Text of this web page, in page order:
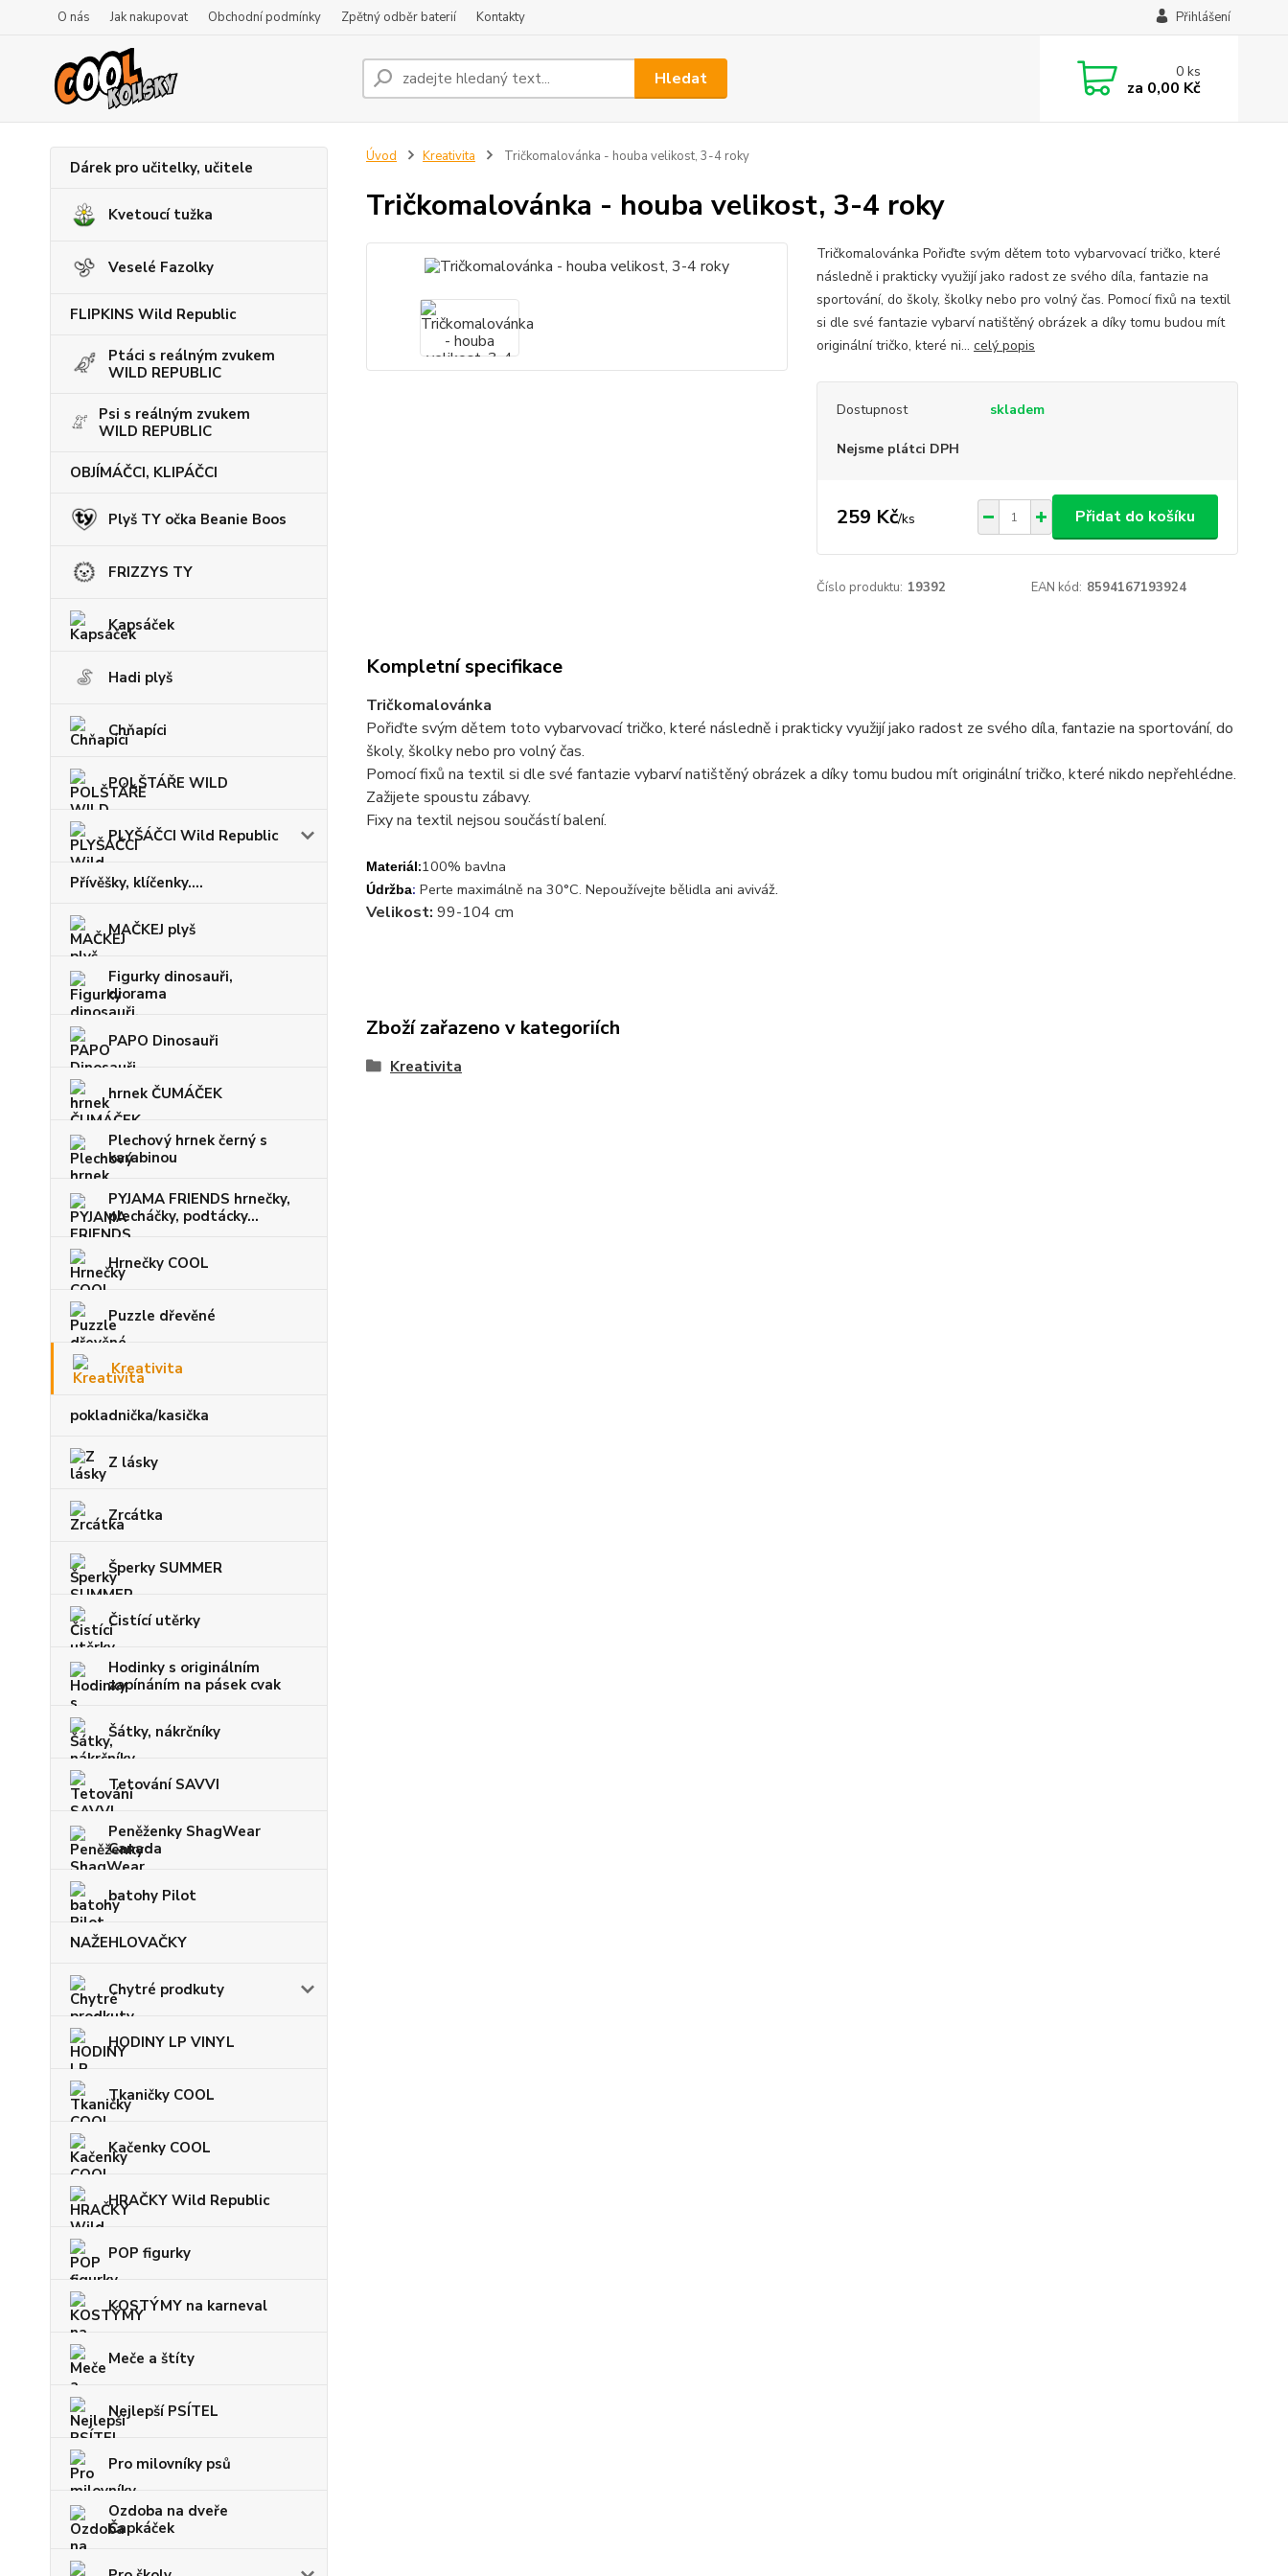
O nás Jak nakupovat Obchodní podmínky Zpětný odběr baterií Kontakty Přihlášení
Hledat 0ks
za 0,00 Kč
Dárek pro učitelky, učitele
Kvetoucí tužka
Veselé Fazolky
FLIPKINS Wild Republic
Ptáci s reálným zvukem
WILD REPUBLIC
Psi s reálným zvukem
WILD REPUBLIC
OBJÍMÁČCI, KLIPÁČCI
Plyš TY očka Beanie Boos
FRIZZYS TY
Kapsáček
Hadi plyš
Chňapíci
POLŠTÁŘE WILD
PLYŠÁČCI Wild Republic
Přívěšky, klíčenky....
MAČKEJ plyš
Figurky dinosauři,
diorama
PAPO Dinosauři
hrnek ČUMÁČEK
Plechový hrnek černý s
karabinou
PYJAMA FRIENDS hrnečky,
plecháčky, podtácky...
Hrnečky COOL
Puzzle dřevěné
Kreativita
pokladnička/kasička
Z lásky
Zrcátka
Šperky SUMMER
Čistící utěrky
Hodinky s originálním
zapínáním na pásek cvak
Šátky, nákrčníky
Tetování SAVVI
Peněženky ShagWear
Canada
batohy Pilot
NAŽEHLOVAČKY
Chytré prodkuty
HODINY LP VINYL
Tkaničky COOL
Kačenky COOL
HRAČKY Wild Republic
POP figurky
KOSTÝMY na karneval
Meče a štíty
Nejlepší PSÍTEL
Pro milovníky psů
Ozdoba na dveře
Čapkáček
Úvod Kreativita Tričkomalovánka - houba velikost, 3-4 roky
Tričkomalovánka - houba velikost, 3-4 roky
Tričkomalovánka Pořiďte svým dětem toto vybarvovací tričko, které
následně i prakticky využijí jako radost ze svého díla, fantazie na
sportování, do školy, školky nebo pro volný čas. Pomocí fixů na textil
si dle své fantazie vybarví natištěný obrázek a díky tomu budou mít
originální tričko, které ni... celý popis
Dostupnost skladem
Nejsme plátci DPH
259 Kč/ks Přidat do košíku
Číslo produktu: 19392 EAN kód: 8594167193924
Kompletní specifikace
Tričkomalovánka
Pořiďte svým dětem toto vybarvovací tričko, které následně i prakticky využijí jako radost ze svého díla, fantazie na sportování, do
školy, školky nebo pro volný čas.
Pomocí fixů na textil si dle své fantazie vybarví natištěný obrázek a díky tomu budou mít originální tričko, které nikdo nepřehlédne.
Zažijete spoustu zábavy.
Fixy na textil nejsou součástí balení.
Materiál:100% bavlna
Údržba: Perte maximálně na 30°C. Nepoužívejte bělidla ani aviváž.
Velikost: 99-104 cm
Zboží zařazeno v kategoriích
Kreativita